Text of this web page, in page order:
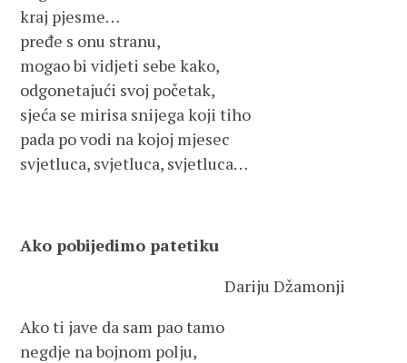
kraj pjesme…
pređe s onu stranu,
mogao bi vidjeti sebe kako,
odgonetajući svoj početak,
sjeća se mirisa snijega koji tiho
pada po vodi na kojoj mjesec
svjetluca, svjetluca, svjetluca…
Ako pobijedimo patetiku
Dariju Džamonji
Ako ti jave da sam pao tamo
negdje na bojnom polju,